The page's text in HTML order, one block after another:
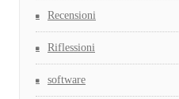
Recensioni
Riflessioni
software